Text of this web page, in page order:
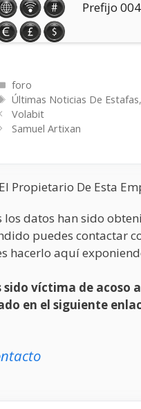
Prefijo
Categorías
foro
Etiquetas
Últimas Noticias De Estafas
Volabit
Samuel Artixan
Propietario De Esta
los datos han sido
puedes contactar
hacerlo aquí
sido víctima de acoso
en el siguiente